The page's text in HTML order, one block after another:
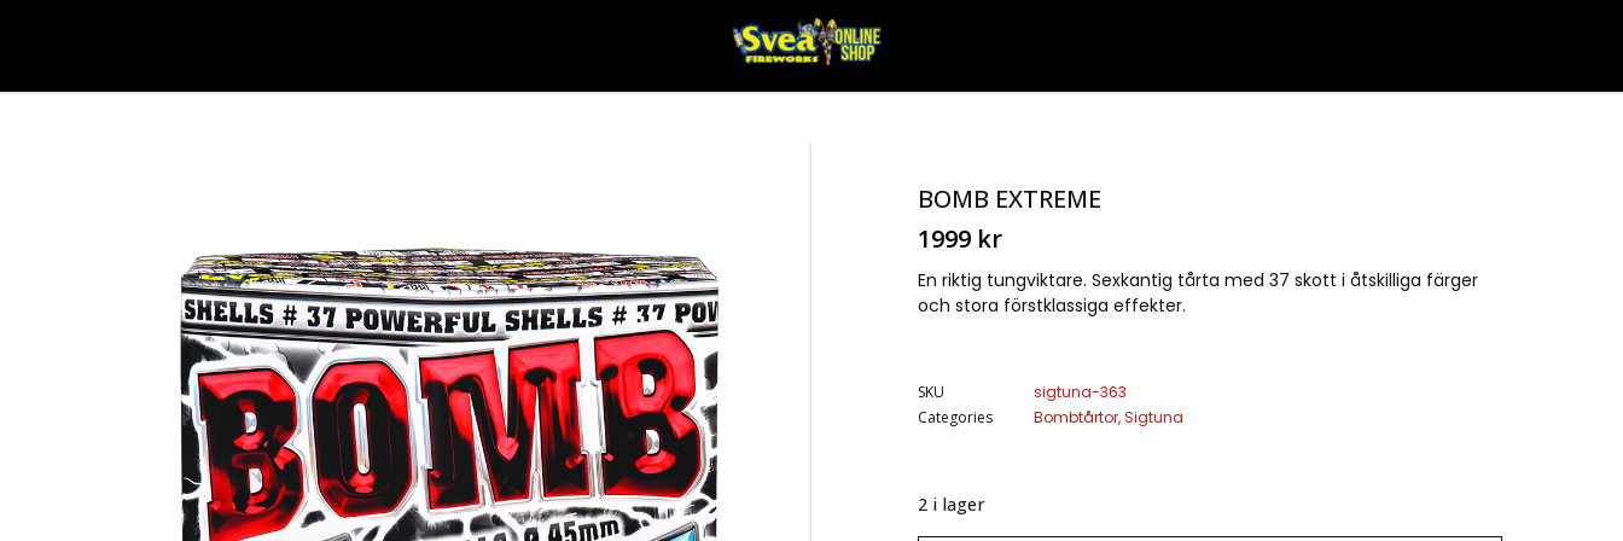
BOMB EXTREME
1999 kr
En riktig tungviktare. Sexkantig tårta med 37 skott i åtskilliga färger
och stora förstklassiga effekter.
SKU
sigtuna-363
Categories
Bombtårtor,Sigtuna
2 i lager